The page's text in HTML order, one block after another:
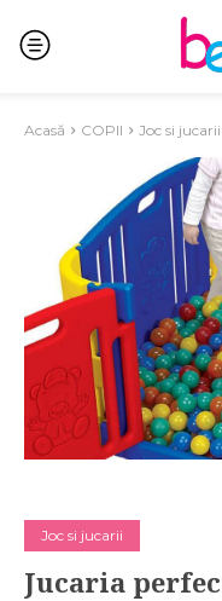
Acasă COPII Joc si jucarii
Joc si jucarii
Jucaria